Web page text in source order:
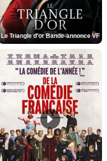
Le Triangle d'or Bande-annonce VF